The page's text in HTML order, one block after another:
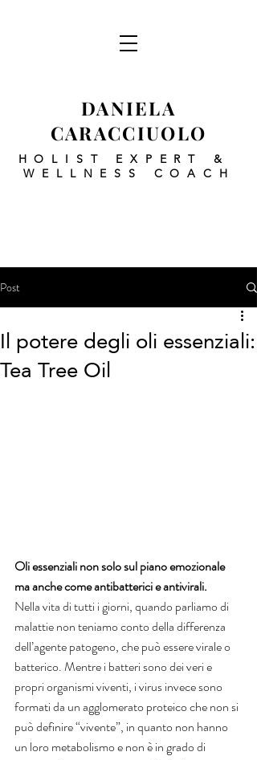
DANIELA
CARACCIUOLO
HOLIST EXPERT &
WELLNESS COACH
Post
Il potere degli oli essenziali:
Tea Tree Oil
Oli essenziali non solo sul piano emozionale
ma anche come antibatterici e antivirali.
Nella vita di tutti i giorni, quando parliamo di
malattie non teniamo conto della differenza
dell’agente patogeno, che può essere virale o
batterico. Mentre i batteri sono dei veri e
propri organismi viventi, i virus invece sono
formati da un agglomerato proteico che non si
può definire “vivente”, in quanto non hanno
un loro metabolismo e non è in grado di